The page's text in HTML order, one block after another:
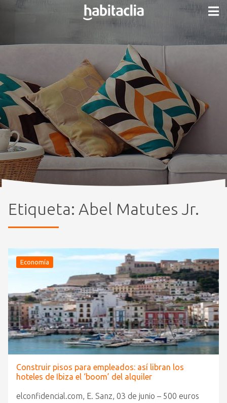
Etiqueta: Abel Matutes Jr.
Economía
Construir pisos para empleados: así libran los
hoteles de Ibiza el ‘boom’ del alquiler
elconfidencial.com, E. Sanz, 03 de junio – 500 euros